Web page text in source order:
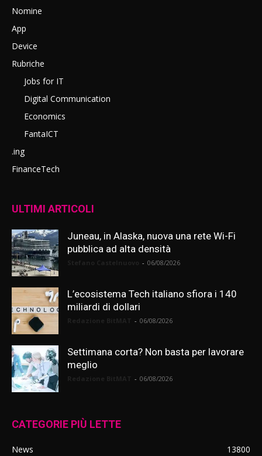
Nomine
App
Device
Rubriche
Jobs for IT
Digital Communication
Economics
FantaICT
.ing
FinanceTech
ULTIMI ARTICOLI
Juneau, in Alaska, nuova una rete Wi-Fi
pubblica ad alta densità
- 06/08/2026
L’ecosistema Tech italiano sfiora i 140
miliardi di dollari
- 06/08/2026
Settimana corta? Non basta per lavorare
meglio
- 06/08/2026
CATEGORIE PIÙ LETTE
News
13800